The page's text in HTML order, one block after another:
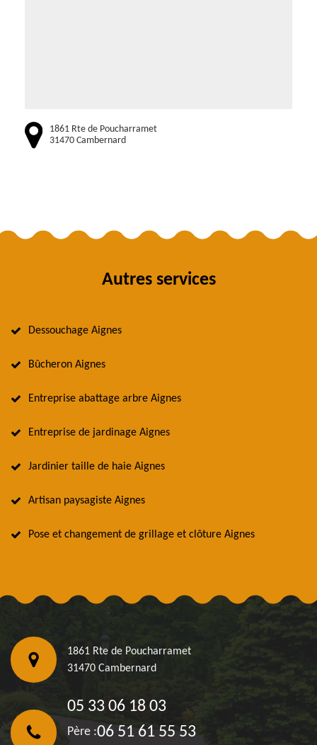
1861 Rte de Poucharramet
31470 Cambernard
Autres services
Dessouchage Aignes
Bûcheron Aignes
Entreprise abattage arbre Aignes
Entreprise de jardinage Aignes
Jardinier taille de haie Aignes
Artisan paysagiste Aignes
Pose et changement de grillage et clôture Aignes
1861 Rte de Poucharramet
31470 Cambernard
05 33 06 18 03
Père :06 51 61 55 53